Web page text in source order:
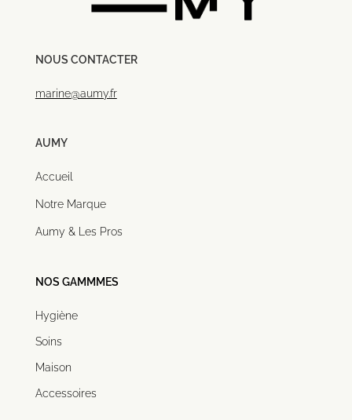
NOUS CONTACTER
marine@aumy.fr
AUMY
Accueil
Notre Marque
Aumy & Les Pros
NOS GAMMMES
Hygiène
Soins
Maison
Accessoires